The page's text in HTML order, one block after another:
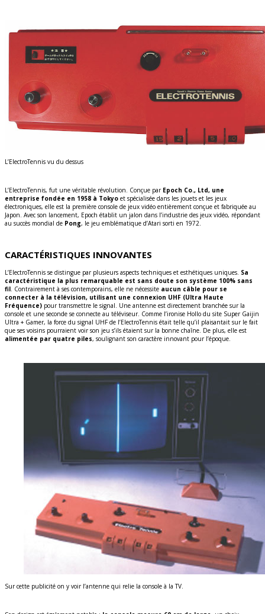
L’ElectroTennis vu du dessus
L’ElectroTennis, fut une véritable révolution. Conçue par Epoch Co., Ltd, une
entreprise fondée en 1958 à Tokyo et spécialisée dans les jouets et les jeux
électroniques, elle est la première console de jeux vidéo entièrement conçue et fabriquée au
Japon. Avec son lancement, Epoch établit un jalon dans l’industrie des jeux vidéo, répondant
au succès mondial de Pong, le jeu emblématique d’Atari sorti en 1972.
CARACTÉRISTIQUES INNOVANTES
L’ElectroTennis se distingue par plusieurs aspects techniques et esthétiques uniques. Sa
caractéristique la plus remarquable est sans doute son système 100% sans
fil . Contrairement à ses contemporains, elle ne nécessite aucun câble pour se
connecter à la télévision, utilisant une connexion UHF (Ultra Haute
Fréquence) pour transmettre le signal. Une antenne est directement branchée sur la
console et une seconde se connecte au téléviseur. Comme l’ironise Hollo du site Super Gaijin
Ultra + Gamer, la force du signal UHF de l’ElectroTennis était telle qu’il plaisantait sur le fait
que ses voisins pourraient voir son jeu s’ils étaient sur la bonne chaîne. De plus, elle est
alimentée par quatre piles, soulignant son caractère innovant pour l’époque.
Sur cette publicité on y voir l’antenne qui relie la console à la TV.